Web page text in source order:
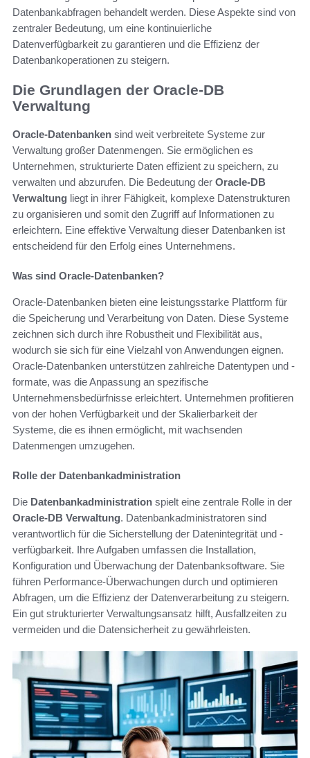
Datenbankabfragen behandelt werden. Diese Aspekte sind von
zentraler Bedeutung, um eine kontinuierliche
Datenverfügbarkeit zu garantieren und die Effizienz der
Datenbankoperationen zu steigern.
Die Grundlagen der Oracle-DB
Verwaltung
Oracle-Datenbanken sind weit verbreitete Systeme zur
Verwaltung großer Datenmengen. Sie ermöglichen es
Unternehmen, strukturierte Daten effizient zu speichern, zu
verwalten und abzurufen. Die Bedeutung der Oracle-DB
Verwaltung liegt in ihrer Fähigkeit, komplexe Datenstrukturen
zu organisieren und somit den Zugriff auf Informationen zu
erleichtern. Eine effektive Verwaltung dieser Datenbanken ist
entscheidend für den Erfolg eines Unternehmens.
Was sind Oracle-Datenbanken?
Oracle-Datenbanken bieten eine leistungsstarke Plattform für
die Speicherung und Verarbeitung von Daten. Diese Systeme
zeichnen sich durch ihre Robustheit und Flexibilität aus,
wodurch sie sich für eine Vielzahl von Anwendungen eignen.
Oracle-Datenbanken unterstützen zahlreiche Datentypen und -
formate, was die Anpassung an spezifische
Unternehmensbedürfnisse erleichtert. Unternehmen profitieren
von der hohen Verfügbarkeit und der Skalierbarkeit der
Systeme, die es ihnen ermöglicht, mit wachsenden
Datenmengen umzugehen.
Rolle der Datenbankadministration
Die Datenbankadministration spielt eine zentrale Rolle in der
Oracle-DB Verwaltung. Datenbankadministratoren sind
verantwortlich für die Sicherstellung der Datenintegrität und -
verfügbarkeit. Ihre Aufgaben umfassen die Installation,
Konfiguration und Überwachung der Datenbanksoftware. Sie
führen Performance-Überwachungen durch und optimieren
Abfragen, um die Effizienz der Datenverarbeitung zu steigern.
Ein gut strukturierter Verwaltungsansatz hilft, Ausfallzeiten zu
vermeiden und die Datensicherheit zu gewährleisten.